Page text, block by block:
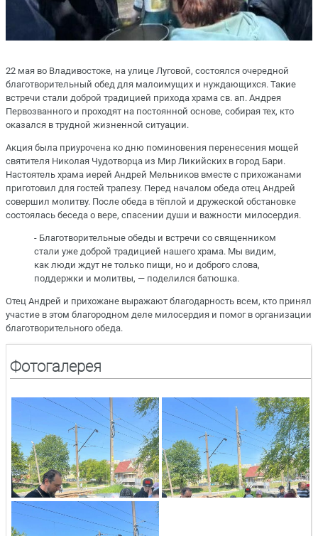
22 мая во Владивостоке, на улице Луговой, состоялся очередной
благотворительный обед для малоимущих и нуждающихся. Такие
встречи стали доброй традицией прихода храма св. ап. Андрея
Первозванного и проходят на постоянной основе, собирая тех, кто
оказался в трудной жизненной ситуации.
Акция была приурочена ко дню поминовения перенесения мощей
святителя Николая Чудотворца из Мир Ликийских в город Бари.
Настоятель храма иерей Андрей Мельников вместе с прихожанами
приготовил для гостей трапезу. Перед началом обеда отец Андрей
совершил молитву. После обеда в тёплой и дружеской обстановке
состоялась беседа о вере, спасении души и важности милосердия.
- Благотворительные обеды и встречи со священником
стали уже доброй традицией нашего храма. Мы видим,
как люди ждут не только пищи, но и доброго слова,
поддержки и молитвы, — поделился батюшка.
Отец Андрей и прихожане выражают благодарность всем, кто принял
участие в этом благородном деле милосердия и помог в организации
благотворительного обеда.
Фотогалерея